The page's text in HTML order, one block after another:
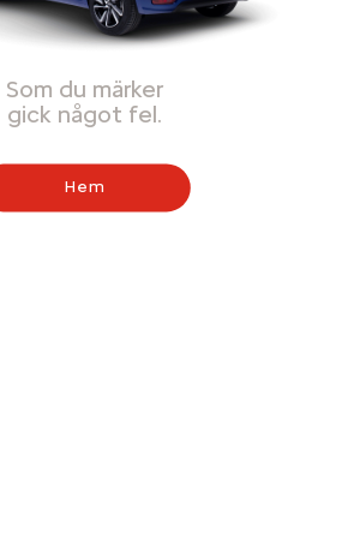
Som du märker
gick något fel.
Hem